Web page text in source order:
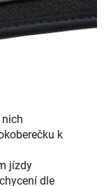
k
jízdy
dle